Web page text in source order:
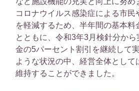
コロナウイルス感染症による市民
を軽減するため、半年間の基本料
とともに、令和3年3月検針分か
金の5パーセント割引を継続して
ような状況の中、経営全体として
維持することができました。